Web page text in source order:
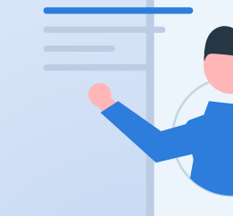
.vc
.gr
.network